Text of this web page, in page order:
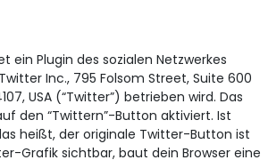
ein Plugin des sozialen Netzwerkes
Inc., 795 Folsom Street, Suite 600
USA (“Twitter”) betrieben wird. Das
den “Twittern”-Button aktiviert. Ist
heißt, der originale Twitter-Button ist
Grafik sichtbar, baut dein Browser eine